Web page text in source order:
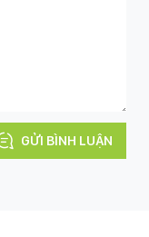
GỬI BÌNH LUẬN